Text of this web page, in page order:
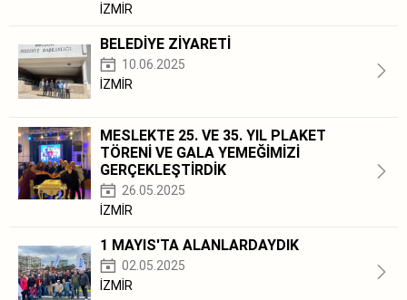
İZMİR
BELEDİYE ZİYARETİ
10.06.2025
İZMİR
MESLEKTE 25. VE 35. YIL PLAKET
TÖRENİ VE GALA YEMEĞİMİZİ
GERÇEKLEŞTİRDİK
26.05.2025
İZMİR
1 MAYIS'TA ALANLARDAYDIK
02.05.2025
İZMİR